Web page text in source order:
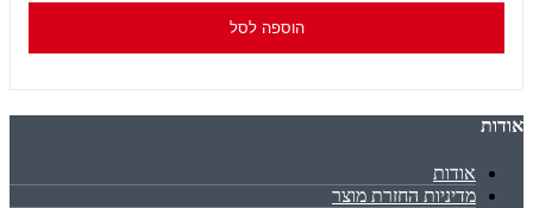
הוספה לסל
אודות
אודות
מדיניות החזרת מוצר